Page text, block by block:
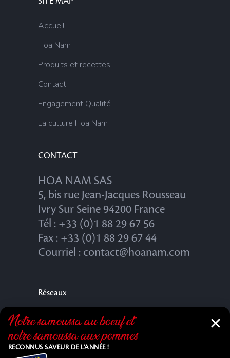
Accueil
Hoa Nam
Produits et recettes
Contact
Engagement Qualité
La culture Hoa Nam
CONTACT
HOA NAM SAS
5, bis rue Jean-Jacques Rousseau
Ivry Sur Seine 94200 France
Tél : +33 (0)1 88 29 67 56
Fax : +33 (0)1 88 29 67 44
Courriel : contact@hoanam.com
Réseaux
Notre samoussa au bœuf et
notre samoussa aux pommes
RECONNUS SAVEUR DE L’ANNÉE !